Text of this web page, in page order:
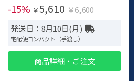
-15% ￥ 5,610 ￥6,600
発送日：8月10日(月)
宅配便コンパクト（手渡し）
商品詳細・ご注文